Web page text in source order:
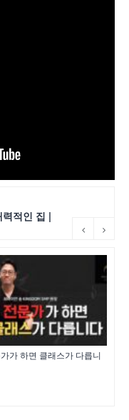
적인 집 |
가 하면 클래스가 다릅니